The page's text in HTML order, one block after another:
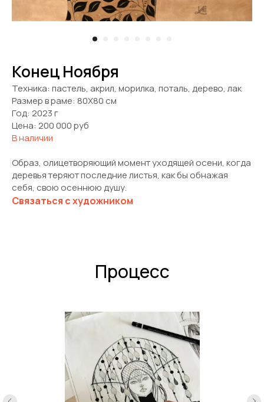
Конец Ноября
Техника: пастель, акрил, морилка, поталь, дерево, лак
Размер в раме: 80Х80 см
Год: 2023 г
Цена: 200 000 руб
В наличии
Образ, олицетворяющий момент уходящей осени, когда
деревья теряют последние листья, как бы обнажая
себя, свою осеннюю душу.
Связаться с художником
Процесс